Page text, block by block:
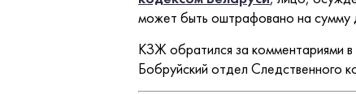
может быть оштрафовано на
КЗЖ обратился за комментариями
Бобруйский отдел Следственного